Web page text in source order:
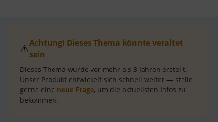
⚠️Achtung! Dieses Thema könnte veraltet
sein
Dieses Thema wurde vor mehr als 3 Jahren erstellt.
Unser Produkt entwickelt sich schnell weiter — stelle
gerne eine neue Frage, um die aktuellsten Infos zu
bekommen.